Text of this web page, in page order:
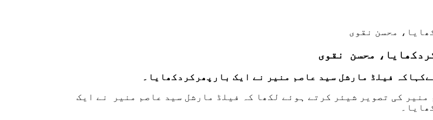
محسن نقوی
محسن نقوی
فیلڈ مارشل سید عاصم منیر نے ایک بارپھرکردکھایا۔
کی تصویر شیئر کرتے ہوئے لکھا کہ فیلڈ مارشل سید عاصم منیر نے ایک